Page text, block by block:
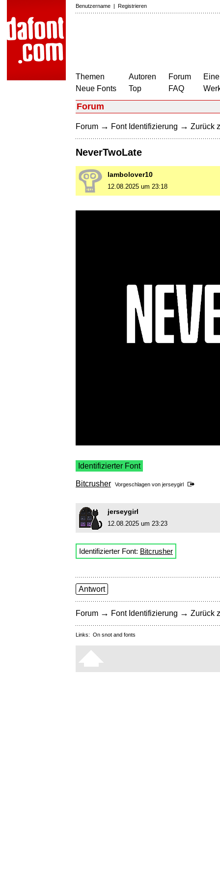
Benutzername | Registrieren
Themen
Neue Fonts
Autoren
Top
Forum
FAQ
Forum
Forum → Font Identifizierung → Zurück
NeverTwoLate
lambolover10
12.08.2025 um 23:18
Identifizierter Font
Bitcrusher Vorgeschlagen von jerseygirl
jerseygirl
12.08.2025 um 23:23
Identifizierter Font: Bitcrusher
Antwort
Forum → Font Identifizierung → Zurück
Links: On snot and fonts